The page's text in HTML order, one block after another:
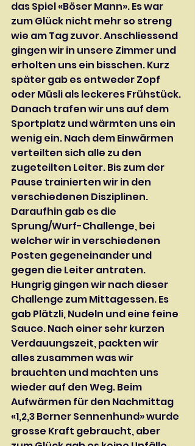
das Spiel «Böser Mann». Es war
zum Glück nicht mehr so streng
wie am Tag zuvor. Anschliessend
gingen wir in unsere Zimmer und
erholten uns ein bisschen. Kurz
später gab es entweder Zopf
oder Müsli als leckeres Frühstück.
Danach trafen wir uns auf dem
Sportplatz und wärmten uns ein
wenig ein. Nach dem Einwärmen
verteilten sich alle zu den
zugeteilten Leiter. Bis zum der
Pause trainierten wir in den
verschiedenen Disziplinen.
Daraufhin gab es die
Sprung/Wurf-Challenge, bei
welcher wir in verschiedenen
Posten gegeneinander und
gegen die Leiter antraten.
Hungrig gingen wir nach dieser
Challenge zum Mittagessen. Es
gab Plätzli, Nudeln und eine feine
Sauce. Nach einer sehr kurzen
Verdauungszeit, packten wir
alles zusammen was wir
brauchten und machten uns
wieder auf den Weg. Beim
Aufwärmen für den Nachmittag
«1,2,3 Berner Sennenhund» wurde
grosse Kraft gebraucht, aber